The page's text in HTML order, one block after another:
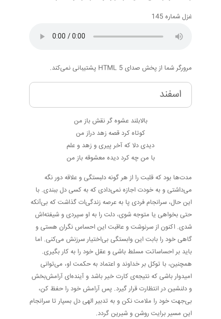
غزل شماره 145
مرورگر شما از پخش صدای HTML 5 پشتیبانی نمی‌کند.
اسفند
بالابلند عشوه گر نقش باز من
کوتاه کرد قصه زهد دراز من
دیدی دلا که آخر پیری و زهد و علم
با من چه کرد دیده معشوقه باز من
مدت‌ها بود که قلبت را از هر گونه دلبستگی و علاقه دور نگه
می‌داشتی و به خودت اجازه نمی‌دادی که به کسی دل ببندی. با
این حال، سرانجام فردی پا به عرصه زندگی‌ات گذاشت که بی‌آنکه
حتی بخواهی یا متوجه شوی، دلت را به او سپردی و شیفته‌اش
شدی. اکنون از سرنوشت و عاقبت این احساس نگران هستی و
گاهی خود را بابت این وابستگی بی‌اختیار سرزنش می‌کنی. اما
باید بر احساساتت مسلط باشی و عقل خود را به کار بگیری.
همچنین، با توکل بر خداوند و اعتماد به حکمت او، می‌توانی
امیدوار باشی که نتیجه‌ی کارت خیر باشد و آینده‌ای آرامش‌بخش
و دلنشین در انتظارت قرار گیرد. پس آرامش خود را حفظ کن،
بی‌جهت خود را ملامت نکن و به تدبیر الهی دل بسپار تا سرانجام
این مسیر برایت روشن و شیرین گردد.